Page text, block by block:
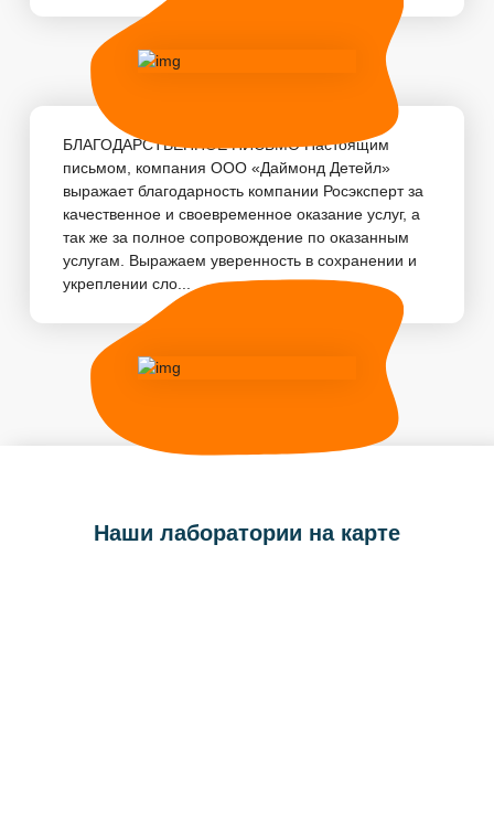
БЛАГОДАРСТВЕННОЕ ПИСЬМО Настоящим
письмом, компания ООО «Даймонд Детейл»
выражает благодарность компании Росэксперт за
качественное и своевременное оказание услуг, а
так же за полное сопровождение по оказанным
услугам. Выражаем уверенность в сохранении и
укреплении сло...
Наши лаборатории на карте